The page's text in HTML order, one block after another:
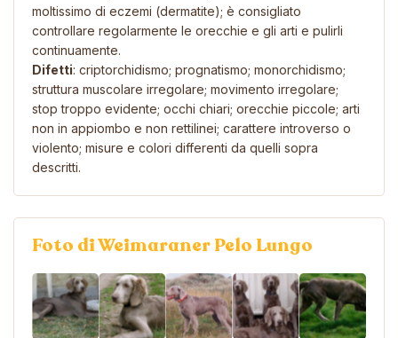
moltissimo di eczemi (dermatite); è consigliato
controllare regolarmente le orecchie e gli arti e pulirli
continuamente.
Difetti: criptorchidismo; prognatismo; monorchidismo;
struttura muscolare irregolare; movimento irregolare;
stop troppo evidente; occhi chiari; orecchie piccole; arti
non in appiombo e non rettilinei; carattere introverso o
violento; misure e colori differenti da quelli sopra
descritti.
Foto di Weimaraner Pelo Lungo